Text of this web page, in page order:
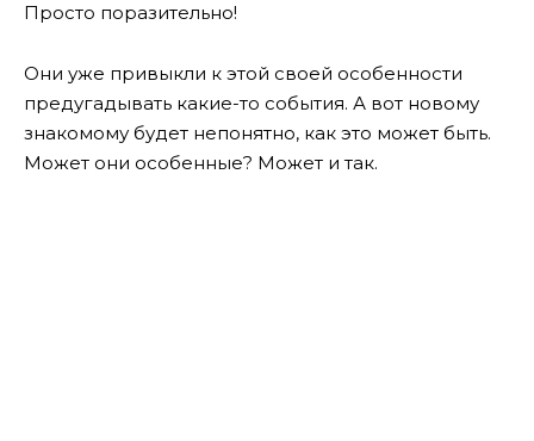
Просто поразительно!
Они уже привыкли к этой своей особенности
предугадывать какие-то события. А вот новому
знакомому будет непонятно, как это может быть.
Может они особенные? Может и так.